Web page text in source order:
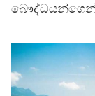
බෞද්ධයන්ගෙන්